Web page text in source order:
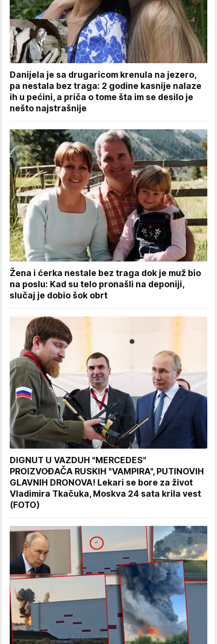
Danijela je sa drugaricom krenula na jezero,
pa nestala bez traga: 2 godine kasnije nalaze
ih u pećini, a priča o tome šta im se desilo je
nešto najstrašnije
Žena i ćerka nestale bez traga dok je muž bio
na poslu: Kad su telo pronašli na deponiji,
slučaj je dobio šok obrt
DIGNUT U VAZDUH "MERCEDES"
PROIZVOĐAČA RUSKIH "VAMPIRA", PUTINOVIH
GLAVNIH DRONOVA! Lekari se bore za život
Vladimira Tkačuka, Moskva 24 sata krila vest
(FOTO)